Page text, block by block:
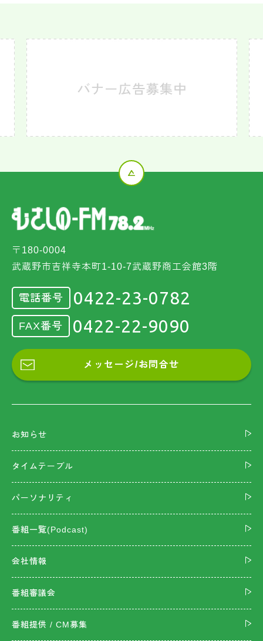
〒180-0004
武蔵野市吉祥寺本町1-10-7武蔵野商工会館3階
電話番号 0422-23-0782
FAX番号 0422-22-9090
メッセージ/お問合せ
お知らせ
タイムテーブル
パーソナリティ
番組一覧(Podcast)
会社情報
番組審議会
番組提供 / CM募集